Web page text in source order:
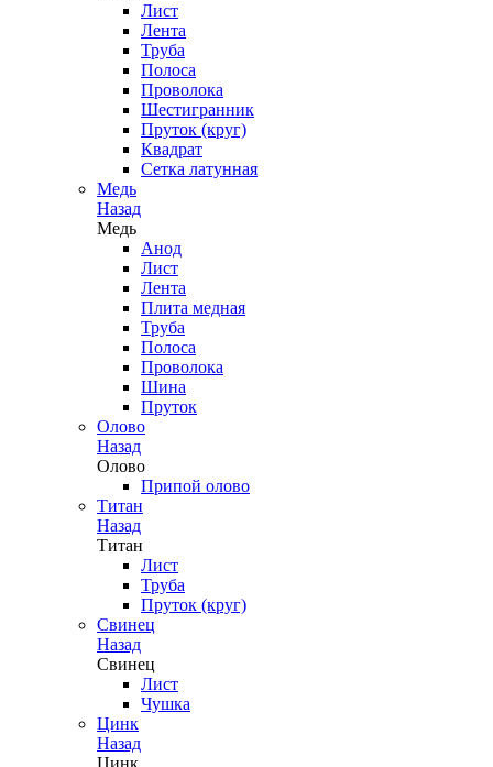
Лист
Лента
Труба
Полоса
Проволока
Шестигранник
Пруток (круг)
Квадрат
Сетка латунная
Медь
Назад
Медь
Анод
Лист
Лента
Плита медная
Труба
Полоса
Проволока
Шина
Пруток
Олово
Назад
Олово
Припой олово
Титан
Назад
Титан
Лист
Труба
Пруток (круг)
Свинец
Назад
Свинец
Лист
Чушка
Цинк
Назад
Цинк